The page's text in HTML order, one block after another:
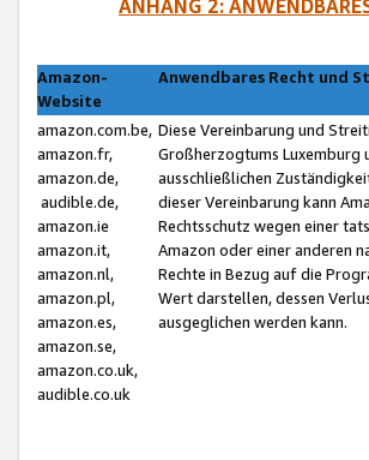
ANHANG 2:
Amazon-
Website
Anwendbares Recht und
amazon.com.be,
amazon.fr,
amazon.de,
audible.de,
amazon.ie
amazon.it,
amazon.nl,
amazon.pl,
amazon.es,
amazon.se,
amazon.co.uk,
audible.co.uk
Diese Vereinbarung und
Großherzogtums Luxemburg
ausschließlichen
dieser Vereinbarung kann
Rechtsschutz wegen einer
Amazon oder einer anderen
Rechte in Bezug auf die
Wert darstellen, dessen
ausgeglichen werden kann.